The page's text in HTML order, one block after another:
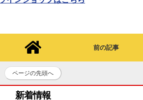
前の記事
ページの先頭へ
新着情報